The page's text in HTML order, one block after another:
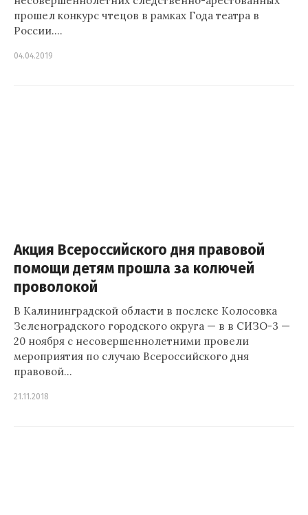
прошел конкурс чтецов в рамках Года театра в
России.…
04.04.2019
Акция Всероссийского дня правовой
помощи детям прошла за колючей
проволокой
В Калининградской области в послеке Колосовка
Зеленоградского городского округа — в в СИЗО-3 —
20 ноября с несовершеннолетними провели
мероприятия по случаю Всероссийского дня
правовой…
21.11.2018